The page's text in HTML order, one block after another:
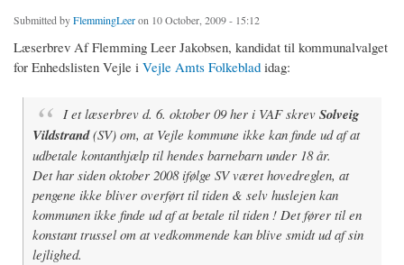
Submitted byFlemmingLeeron 10 October, 2009 - 15:12
Læserbrev Af Flemming Leer Jakobsen, kandidat til kommunalvalget
for Enhedslisten Vejle i Vejle Amts Folkebladidag:
I et læserbrev d. 6. oktober 09 her i VAF skrev Solveig
Vildstrand(SV) om, at Vejle kommune ikke kan finde ud af at
udbetale kontanthjælp til hendes barnebarn under 18 år.
Det har siden oktober 2008 ifølge SV været hovedreglen, at
pengene ikke bliver overført til tiden & selv huslejen kan
kommunen ikke finde ud af at betale til tiden ! Det fører til en
konstant trussel om at vedkommende kan blive smidt ud af sin
lejlighed.